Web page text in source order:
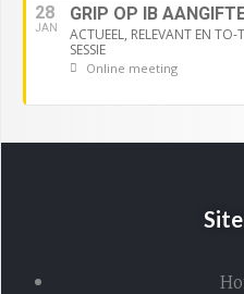
28
JAN
GRIP OP IB
ACTUEEL, RELEVANT EN
SESSIE
Online meeting